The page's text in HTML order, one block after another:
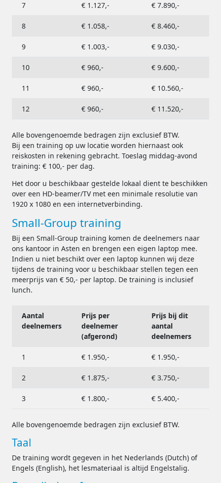
7 € 1.127,- € 7.890,-
8 € 1.058,- € 8.460,-
9 € 1.003,- € 9.030,-
10 € 960,- € 9.600,-
11 € 960,- € 10.560,-
12 € 960,- € 11.520,-
Alle bovengenoemde bedragen zijn exclusief BTW.
Bij een training op uw locatie worden hiernaast ook
reiskosten in rekening gebracht. Toeslag middag-avond
training: € 100,- per dag.
Het door u beschikbaar gestelde lokaal dient te beschikken
over een HD-beamer/TV met een minimale resolutie van
1920 x 1080 en een internetverbinding.
Small-Group training
Bij een Small-Group training komen de deelnemers naar
ons kantoor in Asten en brengen een eigen laptop mee.
Indien u niet beschikt over een laptop kunnen wij deze
tijdens de training voor u beschikbaar stellen tegen een
meerprijs van € 50,- per laptop. De training is inclusief
lunch.
Aantal
deelnemers
Prijs per
deelnemer
(afgerond)
Prijs bij dit
aantal
deelnemers
1 € 1.950,- € 1.950,-
2 € 1.875,- € 3.750,-
3 € 1.800,- € 5.400,-
Alle bovengenoemde bedragen zijn exclusief BTW.
Taal
De training wordt gegeven in het Nederlands (Dutch) of
Engels (English), het lesmateriaal is altijd Engelstalig.